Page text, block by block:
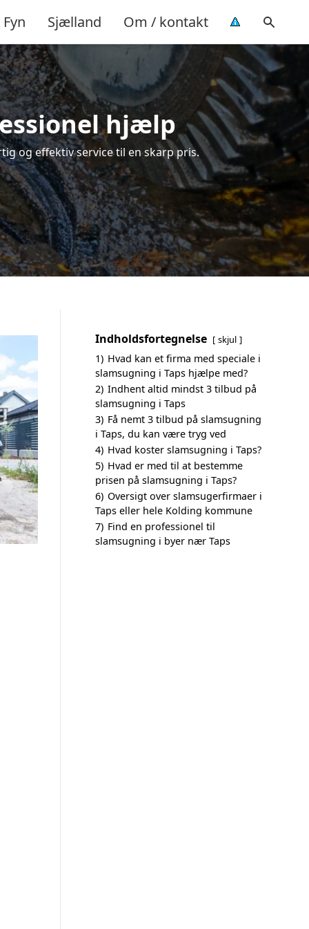
Fyn Sjælland Om / kontakt
hjælp
og effektiv service til en skarp pris.
Indholdsfortegnelse skjul
1) Hvad kan et firma med speciale i
slamsugning i Taps hjælpe med?
2) Indhent altid mindst 3 tilbud på
slamsugning i Taps
3) Få nemt 3 tilbud på slamsugning
i Taps, du kan være tryg ved
4) Hvad koster slamsugning i Taps?
5) Hvad er med til at bestemme
prisen på slamsugning i Taps?
6) Oversigt over slamsugerfirmaer i
Taps eller hele Kolding kommune
7) Find en professionel til
slamsugning i byer nær Taps